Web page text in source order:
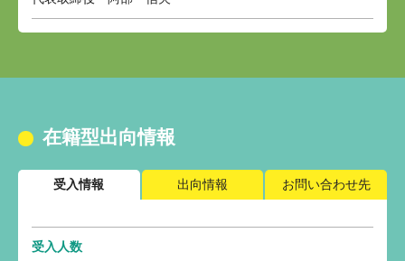
在籍型出向情報
受入情報 出向情報 お問い合わせ先
受入人数